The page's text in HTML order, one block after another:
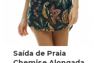
Saída de Praia